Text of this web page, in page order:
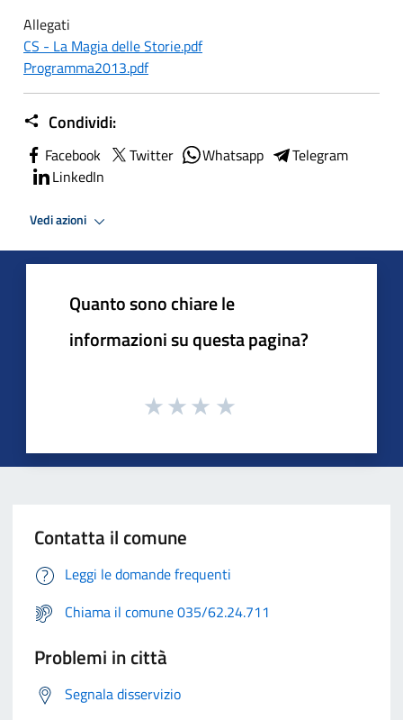
Allegati
CS - La Magia delle Storie.pdf
Programma2013.pdf
Condividi:
Facebook Twitter Whatsapp
Telegram
LinkedIn
Vedi azioni
Quanto sono chiare le
informazioni su questa pagina?
Contatta il comune
Leggi le domande frequenti
Chiama il comune 035/62.24.711
Problemi in città
Segnala disservizio